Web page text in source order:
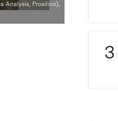
Analysis, Prosilico),